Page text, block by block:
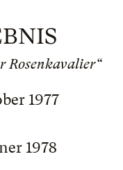
Rosenkavalier“
1977
1978